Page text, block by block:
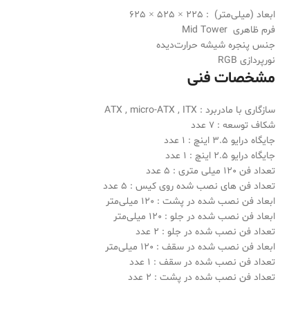
ابعاد (میلی‌متر) : 225 × 525 × 625
فرم ظاهری Mid Tower
جنس پنجره شیشه حرارت‌دیده
نورپردازی RGB
مشخصات فنی
سازگاری با مادربرد : ATX , micro-ATX , ITX
شکاف توسعه : 7 عدد
جایگاه درایو 3.5 اینچ :
1 عدد
جایگاه درایو 2.5 اینچ :
1 عدد
تعداد فن 120 میلی متری :
5 عدد
تعداد فن های نصب شده روی کیس : 5 عدد
ابعاد فن نصب شده در پشت : 120 میلی‌متر
ابعاد فن نصب شده در جلو : 120 میلی‌متر
تعداد فن نصب شده در جلو : 2 عدد
ابعاد فن نصب شده در سقف : 120 میلی‌متر
تعداد فن نصب شده در سقف : 1 عدد
تعداد فن نصب شده در پشت : 2 عدد